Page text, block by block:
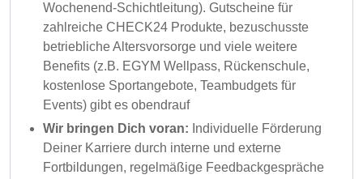
Wochenend-Schichtleitung). Gutscheine für
zahlreiche CHECK24 Produkte, bezuschusste
betriebliche Altersvorsorge und viele weitere
Benefits (z.B. EGYM Wellpass, Rückenschule,
kostenlose Sportangebote, Teambudgets für
Events) gibt es obendrauf
Wir bringen Dich voran: Individuelle Förderung
Deiner Karriere durch interne und externe
Fortbildungen, regelmäßige Feedbackgespräche